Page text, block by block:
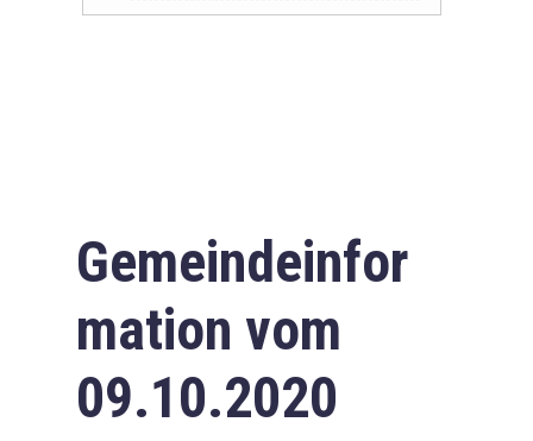
Gemeindeinfor
mation vom
09.10.2020